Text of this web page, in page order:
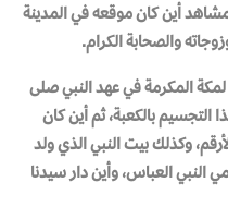
أين كان موقعه في المدينة
والصحابة الكرام.
المكرمة في عهد النبي صلى
التجسيم بالكعبة، ثم أين كان
وكذلك بيت النبي الذي ولد
العباس، وأين دار سيدنا